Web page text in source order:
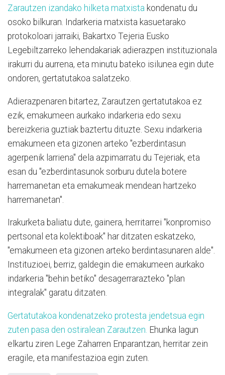
Zarautzen izandako hilketa matxista kondenatu du
osoko bilkuran. Indarkeria matxista kasuetarako
protokoloari jarraiki, Bakartxo Tejeria Eusko
Legebiltzarreko lehendakariak adierazpen instituzionala
irakurri du aurrena, eta minutu bateko isilunea egin dute
ondoren, gertatutakoa salatzeko.
Adierazpenaren bitartez, Zarautzen gertatutakoa ez
ezik, emakumeen aurkako indarkeria edo sexu
bereizkeria guztiak baztertu dituzte. Sexu indarkeria
emakumeen eta gizonen arteko "ezberdintasun
agerpenik larriena" dela azpimarratu du Tejeriak, eta
esan du "ezberdintasunok sorburu dutela botere
harremanetan eta emakumeak mendean hartzeko
harremanetan".
Irakurketa baliatu dute, gainera, herritarrei "konpromiso
pertsonal eta kolektiboak" har ditzaten eskatzeko,
"emakumeen eta gizonen arteko berdintasunaren alde".
Instituzioei, berriz, galdegin die emakumeen aurkako
indarkeria "behin betiko" desagerrarazteko "plan
integralak" garatu ditzaten.
Gertatutakoa kondenatzeko protesta jendetsua egin
zuten pasa den ostiralean Zarautzen. Ehunka lagun
elkartu ziren Lege Zaharren Enparantzan, herritar zein
eragile, eta manifestazioa egin zuten.